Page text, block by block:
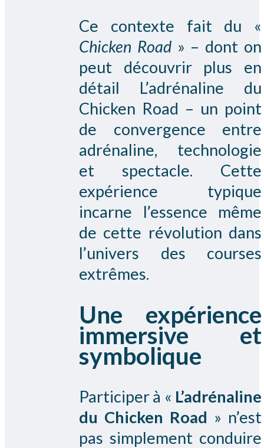
Ce contexte fait du «
Chicken Road» – dont on
peut découvrir plus en
détail L’adrénaline du
Chicken Road – un point
de convergence entre
adrénaline, technologie
et spectacle. Cette
expérience typique
incarne l’essence même
de cette révolution dans
l’univers des courses
extrêmes.
Une expérience
immersive et
symbolique
Participer à « L’adrénaline
du Chicken Road » n’est
pas simplement conduire